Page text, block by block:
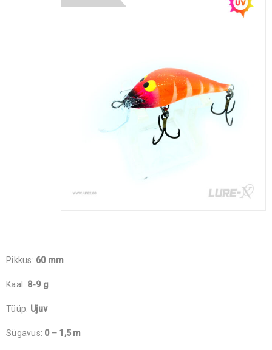
Pikkus: 60 mm
Kaal: 8-9 g
Tüüp: Ujuv
Sügavus: 0 – 1,5 m